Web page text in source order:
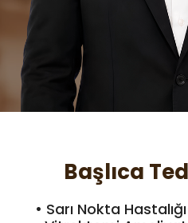
Başlıca
• Sarı Nokta Hastalığı